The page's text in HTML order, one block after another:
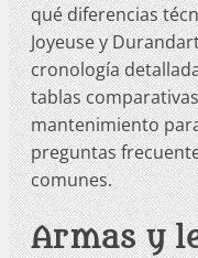
qué diferencias
Joyeuse y
cronología
tablas
mantenimiento
preguntas
comunes.
Armas y